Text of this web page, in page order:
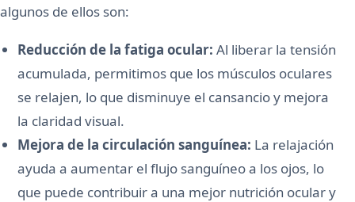
algunos de ellos son:
Reducción de la fatiga ocular: Al liberar la tensión
acumulada, permitimos que los músculos oculares
se relajen, lo que disminuye el cansancio y mejora
la claridad visual.
Mejora de la circulación sanguínea: La relajación
ayuda a aumentar el flujo sanguíneo a los ojos, lo
que puede contribuir a una mejor nutrición ocular y